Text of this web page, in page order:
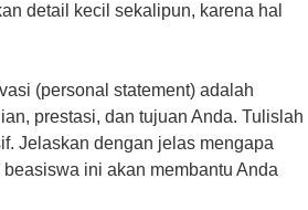
detail kecil sekalipun, karena hal
(personal statement) adalah
prestasi, dan tujuan Anda. Tulislah
Jelaskan dengan jelas mengapa
ini akan membantu Anda